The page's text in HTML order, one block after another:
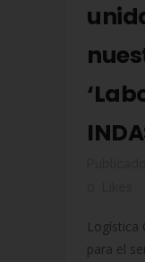
Logística
para el